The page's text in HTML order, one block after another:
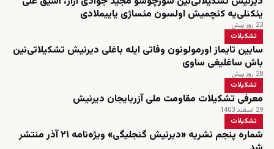
یئکنلی‌یه کئچمیش اولسون مئساژی یاییملادی
23 روز پیش
تشکیلات
سایین تایماز اورمولونون وفاتی ایله باغلی دیرنیش تشکیلاتی‌نین
باش ساغلیغی ساوی
28 روز پیش
تشکیلات
معرفی تشکیلات مقاومت ملی آزربایجان دیرنیش
29 اسفند 1403
تشکیلات
شماره پنجم نشریه «دیرنیش گنجلیگی» ویژه‌نامه ۲۱ آذر منتشر